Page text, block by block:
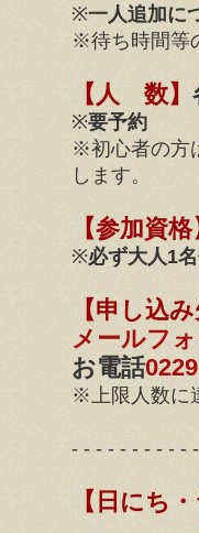
※一人追加に
※待ち時間等
【人 数】
※要予約
※初心者の方
します。
【参加資格
※必ず大人1
【申し込み
メールフ
お電話
※上限人数に
- - - - - - - - - -
【日にち